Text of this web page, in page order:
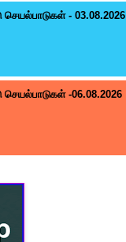
செயல்பாடுகள் - 03.08.2026
செயல்பாடுகள் -06.08.2026